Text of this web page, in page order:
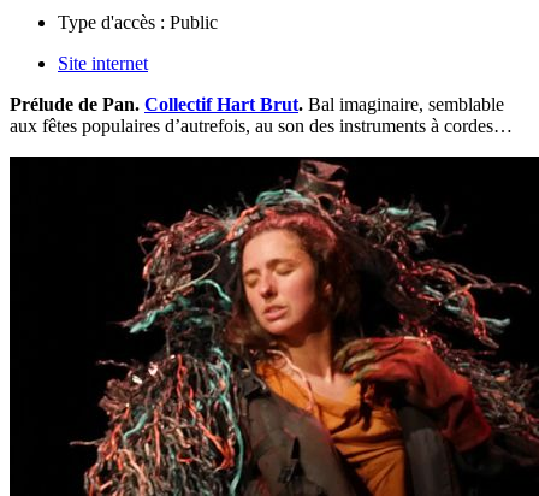
Type d'accès : Public
Site internet
Prélude de Pan. Collectif Hart Brut. Bal imaginaire, semblable
aux fêtes populaires d’autrefois, au son des instruments à cordes…